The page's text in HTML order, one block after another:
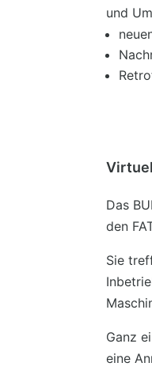
und
Das
den
Sie
Ganz
eine